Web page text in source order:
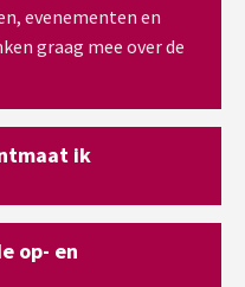
evenementen en
graag mee over de
ik
op- en